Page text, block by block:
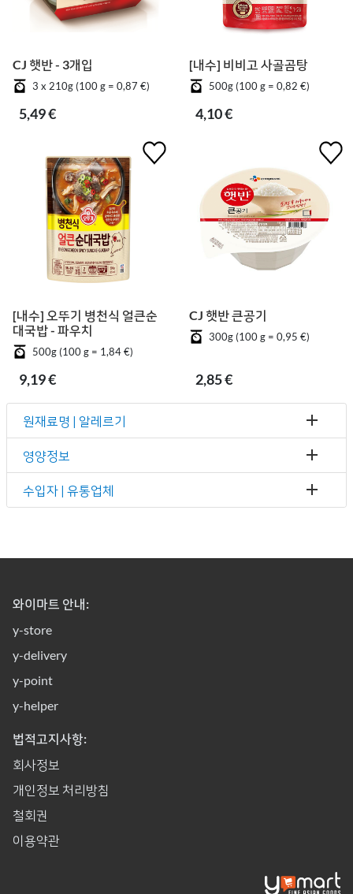
CJ 햇반 - 3개입
3 x 210g (100 g = 0,87 €)
5,49 €
[내수] 비비고 사골곰탕
500g (100 g = 0,82 €)
4,10 €
[내수] 오뚜기 병천식 얼큰순
대국밥 - 파우치
500g (100 g = 1,84 €)
9,19 €
CJ 햇반 큰공기
300g (100 g = 0,95 €)
2,85 €
원재료명 | 알레르기
영양정보
수입자 | 유통업체
와이마트 안내:
y-store
y-delivery
y-point
y-helper
법적고지사항:
회사정보
개인정보 처리방침
철회권
이용약관